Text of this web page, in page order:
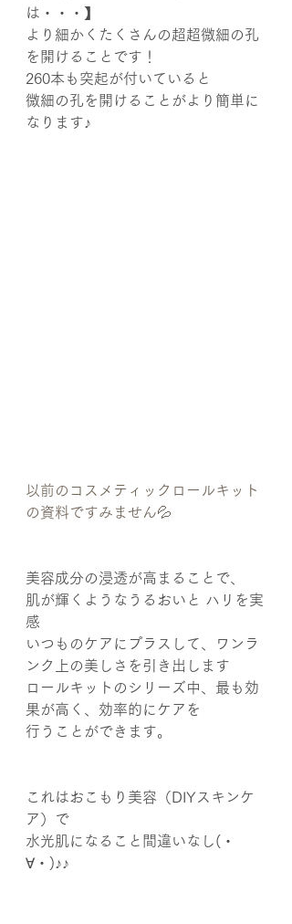
は・・・】
より細かくたくさんの超超微細の孔
を開けることです！
260本も突起が付いていると
微細の孔を開けることがより簡単に
なります♪
以前のコスメティックロールキット
の資料ですみません💦
美容成分の浸透が高まることで、
肌が輝くようなうるおいと ハリを実
感
いつものケアにプラスして、ワンラ
ンク上の美しさを引き出します
ロールキットのシリーズ中、最も効
果が高く、効率的にケアを
行うことができます。
これはおこもり美容（DIYスキンケ
ア）で
水光肌になること間違いなし(・
∀・)♪♪